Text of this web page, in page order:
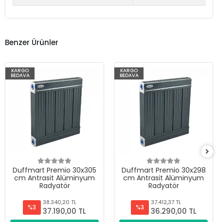
Benzer Ürünler
KARGO
BEDAVA
Duffmart Premio 30x305
cm Antrasit Alüminyum
Radyatör
%3
38.340,20 TL
37.190,00 TL
KARGO
BEDAVA
Duffmart Premio 30x298
cm Antrasit Alüminyum
Radyatör
%3
37.412,37 TL
36.290,00 TL